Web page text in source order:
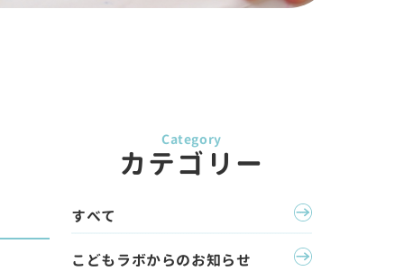
カテゴリー
すべて
こどもラボからのお知らせ